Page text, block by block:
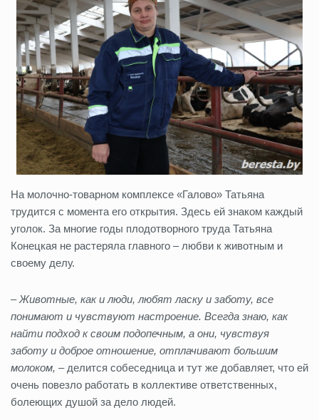
На молочно-товарном комплексе «Галово» Татьяна
трудится с момента его открытия. Здесь ей знаком каждый
уголок. За многие годы плодотворного труда Татьяна
Конецкая не растеряла главного – любви к животным и
своему делу.
–Животные, как и люди, любят ласку и заботу, все
понимают и чувствуют настроение. Всегда знаю, как
найти подход к своим подопечным, а они, чувствуя
заботу и доброе отношение, отплачивают большим
молоком, – делится собеседница и тут же добавляет, что ей
очень повезло работать в коллективе ответственных,
болеющих душой за дело людей.